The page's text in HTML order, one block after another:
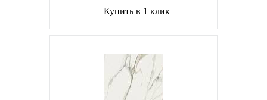
Купить в 1 клик